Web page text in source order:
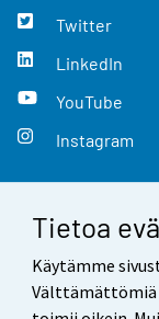
Tietoa
Käytämme
Välttämättömiä
Twitter
LinkedIn
YouTube
Instagram
Yhteystiedot
Palaute